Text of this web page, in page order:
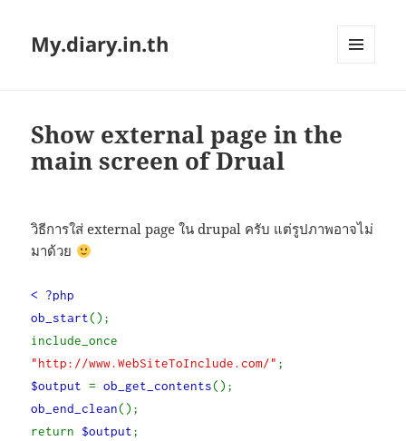
My.diary.in.th
Show external page in the
main screen of Drual
วิธีการใส่ external page ใน drupal ครับ แต่รูปภาพอาจไม่
มาด้วย
< ?php
ob_start();
include_once
"http://www.WebSiteToInclude.com/" ;
$output=ob_get_contents();
ob_end_clean();
return $output;